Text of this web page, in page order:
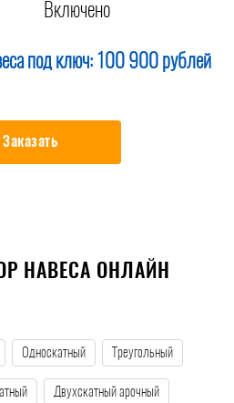
Включено
под ключ: 100 900 рублей
Заказать
НАВЕСА ОНЛАЙН
Односкатный Треугольный
Двухскатный арочный